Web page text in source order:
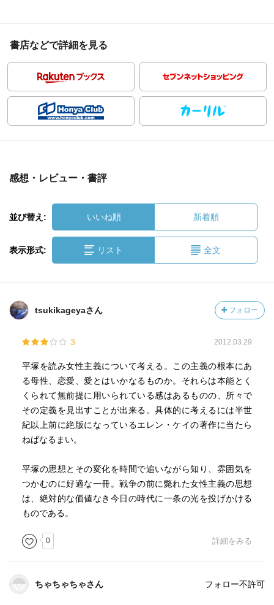
書店などで詳細を見る
感想・レビュー・書評
並び替え: いいね順 新着順
表示形式: リスト 全文
tsukikageyaさん フォロー
3 2012.03.29
平塚を読み女性主義について考える。この主義の根本にあ
る母性、恋愛、愛とはいかなるものか。それらは本能とく
くられて無前提に用いられている感はあるものの、所々で
その定義を見出すことが出来る。具体的に考えるには半世
紀以上前に絶版になっているエレン・ケイの著作に当たら
ねばなるまい。
平塚の思想とその変化を時間で追いながら知り、雰囲気を
つかむのに好適な一冊。戦争の前に斃れた女性主義の思想
は、絶対的な価値なき今日の時代に一条の光を投げかける
ものである。
0 詳細をみる
ちゃちゃちゃさん フォロー不許可